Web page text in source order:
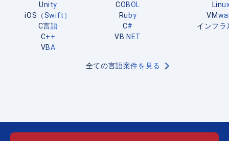
Unity
COBOL
iOS（Swift）
Ruby
C言語
C#
C++
VB.NET
VBA
全ての言語案件を見る
インフラ